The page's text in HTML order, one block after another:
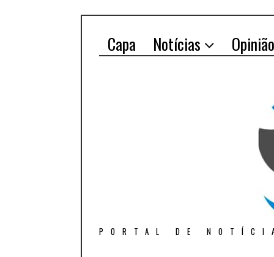
Capa Notícias Opinião
PORTAL DE